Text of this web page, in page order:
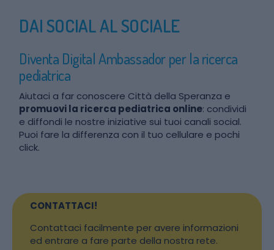
DAI SOCIAL AL SOCIALE
Diventa Digital Ambassador per la ricerca
pediatrica
Aiutaci a far conoscere Città della Speranza e
promuovi la ricerca pediatrica online: condividi
e diffondi le nostre iniziative sui tuoi canali social.
Puoi fare la differenza con il tuo cellulare e pochi
click.
CONTATTACI!
Contattaci facilmente per avere informazioni
ed entrare a fare parte della nostra rete.